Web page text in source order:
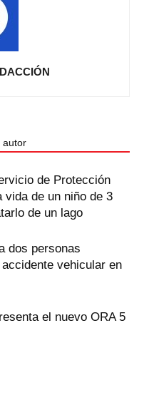
autor
de Protección
vida de un niño de 3
de un lago
dos personas
vehicular en
el nuevo ORA 5